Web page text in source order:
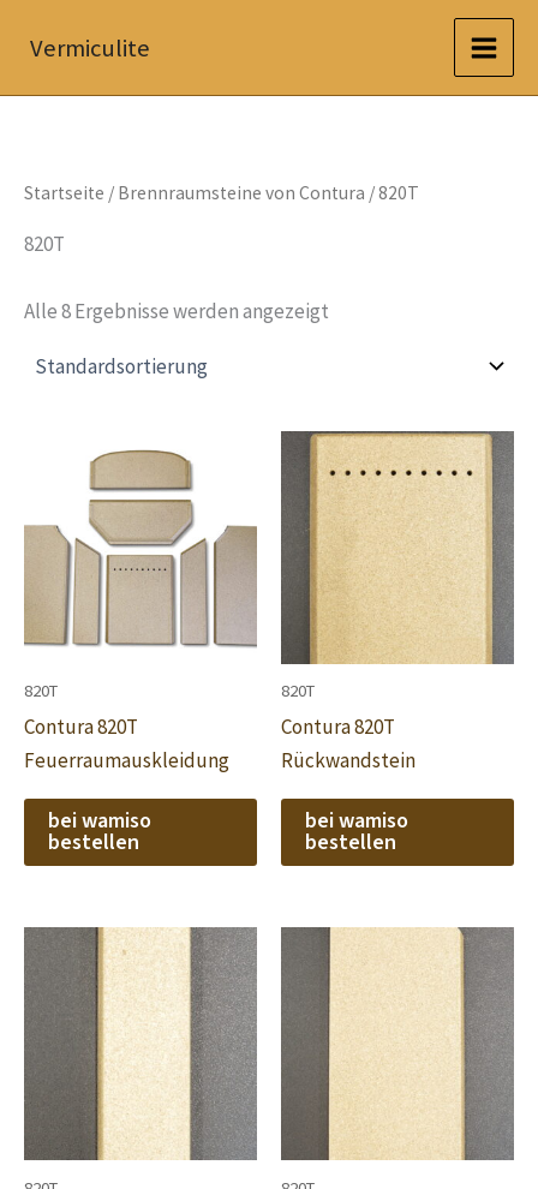
InhaltVermiculite
Startseite / Brennraumsteine von Contura / 820T
820T
Alle 8 Ergebnisse werden angezeigt
820T
Contura 820T
Feuerraumauskleidung
bei wamiso
bestellen
820T
Contura 820T
Rückwandstein
bei wamiso
bestellen